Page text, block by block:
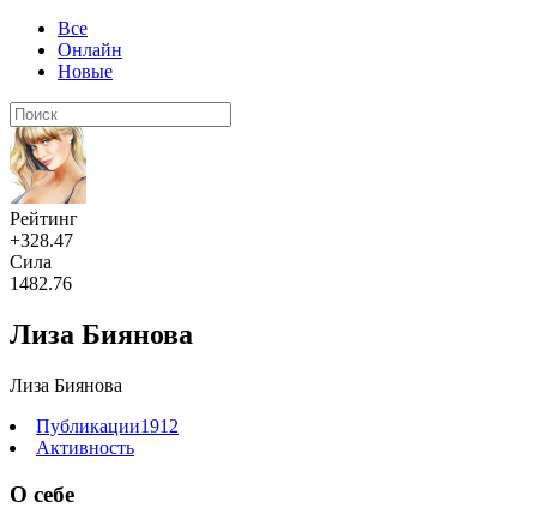
Все
Онлайн
Новые
Рейтинг
+328.47
Сила
1482.76
Лиза Биянова
Лиза Биянова
Публикации1912
Активность
О себе